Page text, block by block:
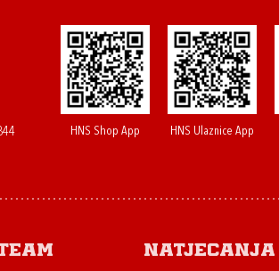
HNS Shop App HNS Ulaznice App
Natjecanja